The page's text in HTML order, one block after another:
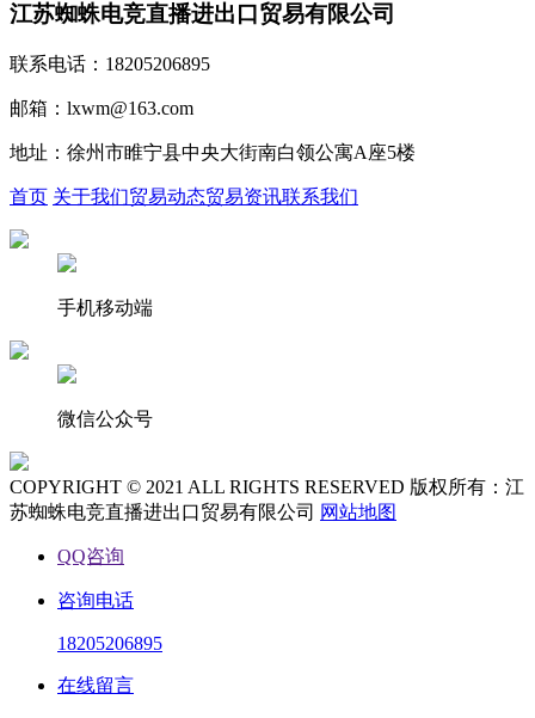
江苏蜘蛛电竞直播进出口贸易有限公司
联系电话：18205206895
邮箱：lxwm@163.com
地址：徐州市睢宁县中央大街南白领公寓A座5楼
首页 关于我们贸易动态贸易资讯联系我们
手机移动端
微信公众号
COPYRIGHT © 2021 ALL RIGHTS RESERVED 版权所有：江
苏蜘蛛电竞直播进出口贸易有限公司 网站地图
QQ咨询
咨询电话
18205206895
在线留言